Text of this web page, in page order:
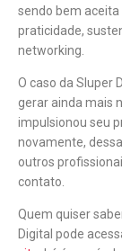
sendo bem
praticidade,
networking.
O caso da Sluper
gerar ainda mais
impulsionou seu
novamente,
outros
contato.
Quem quiser
Digital pode